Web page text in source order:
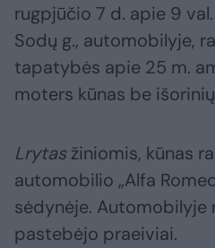
rugpjūčio 7 d. apie 9
Sodų g., automobilyje,
tapatybės apie 25 m.
moters kūnas be
Lrytasžiniomis, kūnas
automobilio „Alfa
sėdynėje. Automobilyje
pastebėjo praeiviai.